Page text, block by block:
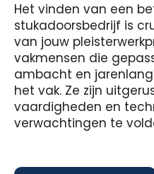
Het vinden van een
stukadoorsbedrijf is
van jouw
vakmensen die
ambacht en
het vak. Ze zijn
vaardigheden en
verwachtingen te